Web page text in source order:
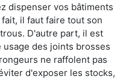
dispenser vos bâtiments
il faut faire tout son
D'autre part, il est
des joints brosses
ne raffolent pas
d'exposer les stocks,